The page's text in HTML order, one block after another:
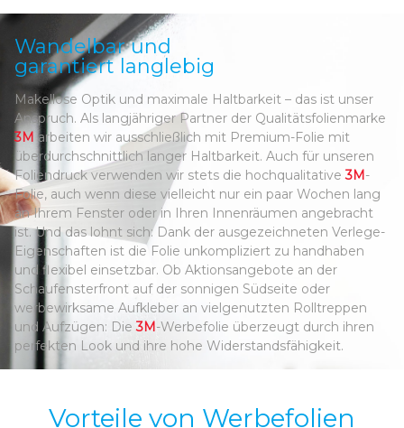
Wandelbar und
garantiert langlebig
Makellose Optik und maximale Haltbarkeit – das ist unser
Anspruch. Als langjähriger Partner der Qualitätsfolienmarke
3M arbeiten wir ausschließlich mit Premium-Folie mit
überdurchschnittlich langer Haltbarkeit. Auch für unseren
Foliendruck verwenden wir stets die hochqualitative3M-
Folie, auch wenn diese vielleicht nur ein paar Wochen lang
an Ihrem Fenster oder in Ihren Innenräumen angebracht
ist. Und das lohnt sich: Dank der ausgezeichneten Verlege-
Eigenschaften ist die Folie unkompliziert zu handhaben
und flexibel einsetzbar. Ob Aktionsangebote an der
Schaufensterfront auf der sonnigen Südseite oder
werbewirksame Aufkleber an vielgenutzten Rolltreppen
und Aufzügen: Die3M-Werbefolie überzeugt durch ihren
perfekten Look und ihre hohe Widerstandsfähigkeit.
Vorteile von Werbefolien